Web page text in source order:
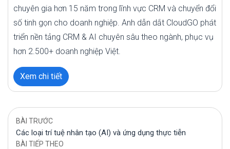
chuyên gia hơn 15 năm trong lĩnh vực CRM và chuyển đổi
số tinh gọn cho doanh nghiệp. Anh dẫn dắt CloudGO phát
triển nền tảng CRM & AI chuyên sâu theo ngành, phục vụ
hơn 2.500+ doanh nghiệp Việt.
Xem chi tiết
BÀI TRƯỚC
Các loại trí tuệ nhân tạo (AI) và ứng dụng thực tiễn
BÀI TIẾP THEO